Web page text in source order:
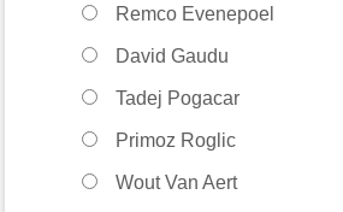
Remco Evenepoel
David Gaudu
Tadej Pogacar
Primoz Roglic
Wout Van Aert